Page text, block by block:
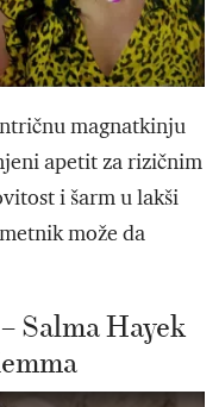
magnatkinju
apetit za rizičnim
i šarm u lakši
može da
Salma Hayek